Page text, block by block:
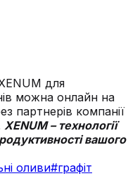
для
можна онлайн на
партнерів компанії
XENUM – технології
вашого
оливи#графіт